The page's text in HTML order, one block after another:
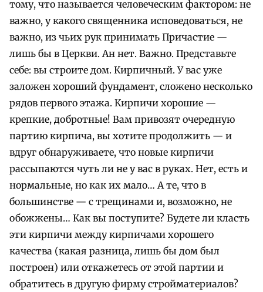
тому, что называется человеческим фактором: не
важно, у какого священника исповедоваться, не
важно, из чьих рук принимать Причастие —
лишь бы в Церкви. Ан нет. Важно. Представьте
себе: вы строите дом. Кирпичный. У вас уже
заложен хороший фундамент, сложено несколько
рядов первого этажа. Кирпичи хорошие —
крепкие, добротные! Вам привозят очередную
партию кирпича, вы хотите продолжить — и
вдруг обнаруживаете, что новые кирпичи
рассыпаются чуть ли не у вас в руках. Нет, есть и
нормальные, но как их мало… А те, что в
большинстве — с трещинами и, возможно, не
обожжены… Как вы поступите? Будете ли класть
эти кирпичи между кирпичами хорошего
качества (какая разница, лишь бы дом был
построен) или откажетесь от этой партии и
обратитесь в другую фирму стройматериалов?